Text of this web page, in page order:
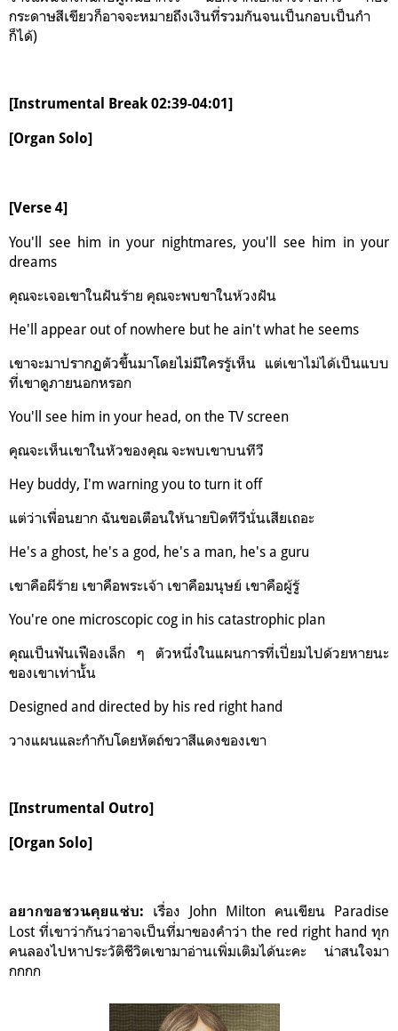
กระดาษสีเขียวก็อาจจะหมายถึงเงินที่รวมกันจนเป็นกอบเป็นกำ
ก็ได้)
[Instrumental Break 02:39-04:01]
[Organ Solo]
[Verse 4]
You'll see him in your nightmares, you'll see him in your
dreams
คุณจะเจอเขาในฝันร้าย คุณจะพบขาในห้วงฝัน
He'll appear out of nowhere but he ain't what he seems
เขาจะมาปรากฏตัวขึ้นมาโดยไม่มีใครรู้เห็น แต่เขาไม่ได้เป็นแบบ
ที่เขาดูภายนอกหรอก
You'll see him in your head, on the TV screen
คุณจะเห็นเขาในหัวของคุณ จะพบเขาบนทีวี
Hey buddy, I'm warning you to turn it off
แต่ว่าเพื่อนยาก ฉันขอเตือนให้นายปิดทีวีนั่นเสียเถอะ
He's a ghost, he's a god, he's a man, he's a guru
เขาคือผีร้าย เขาคือพระเจ้า เขาคือมนุษย์ เขาคือผู้รู้
You're one microscopic cog in his catastrophic plan
คุณเป็นฟันเฟืองเล็ก ๆ ตัวหนึ่งในแผนการที่เปี่ยมไปด้วยหายนะ
ของเขาเท่านั้น
Designed and directed by his red right hand
วางแผนและกำกับโดยหัตถ์ขวาสีแดงของเขา
[Instrumental Outro]
[Organ Solo]
อยากขอชวนคุยแซ่บ: เรื่อง John Milton คนเขียน Paradise
Lost ที่เขาว่ากันว่าอาจเป็นที่มาของคำว่า the red right hand ทุก
คนลองไปหาประวัติชีวิตเขามาอ่านเพิ่มเติมได้นะคะ น่าสนใจมา
กกกก